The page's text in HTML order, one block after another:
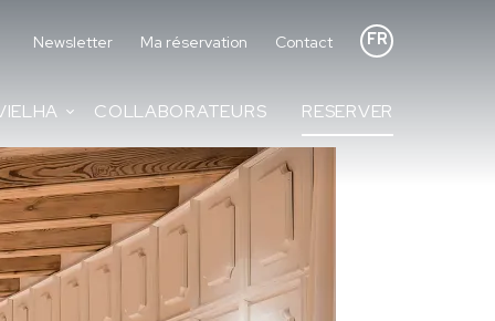
Newsletter Ma réservation Contact FR
COLLABORATEURS RESERVER